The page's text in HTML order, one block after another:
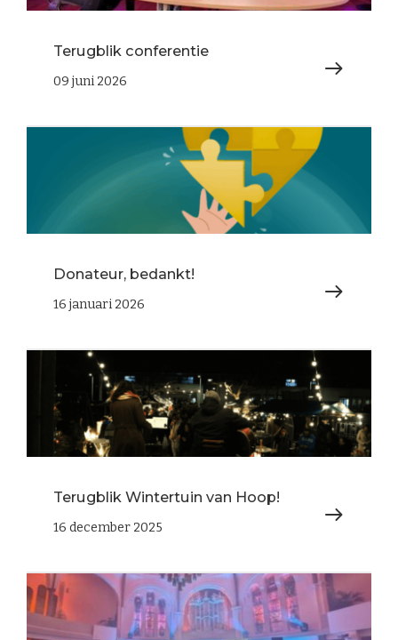
Terugblik conferentie
09 juni 2026
Donateur, bedankt!
16 januari 2026
Terugblik Wintertuin van Hoop!
16 december 2025